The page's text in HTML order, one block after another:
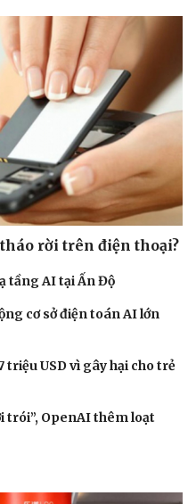
rời trên điện thoại?
tầng AI tại Ấn Độ
cơ sở điện toán AI lớn
triệu USD vì gây hại cho trẻ
trói”, OpenAI thêm loạt